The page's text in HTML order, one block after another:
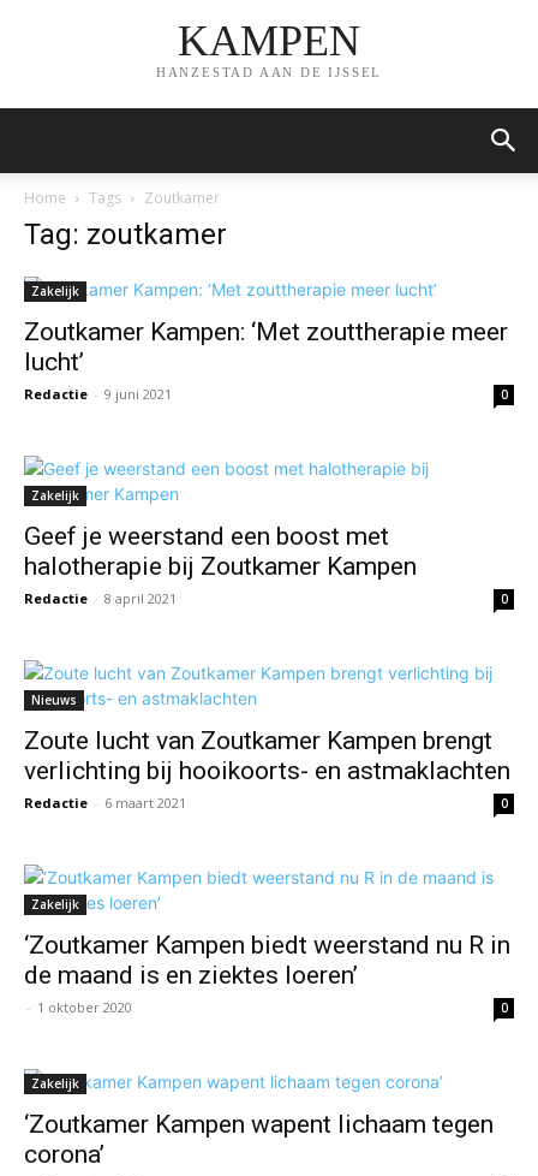
KAMPEN
HANZESTAD AAN DE IJSSEL
Home Tags Zoutkamer
Tag: zoutkamer
Zakelijk
Zoutkamer Kampen: ‘Met zouttherapie meer
lucht’
Redactie - 9 juni 2021 0
Zakelijk
Geef je weerstand een boost met
halotherapie bij Zoutkamer Kampen
Redactie - 8 april 2021 0
Nieuws
Zoute lucht van Zoutkamer Kampen brengt
verlichting bij hooikoorts- en astmaklachten
Redactie - 6 maart 2021 0
Zakelijk
‘Zoutkamer Kampen biedt weerstand nu R in
de maand is en ziektes loeren’
- 1 oktober 2020 0
Zakelijk
‘Zoutkamer Kampen wapent lichaam tegen
corona’